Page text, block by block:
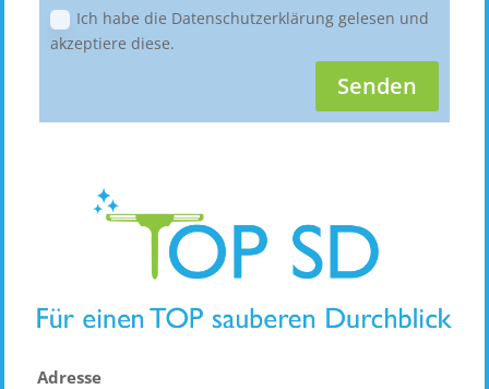
Ich habe die Datenschutzerklärung gelesen und
akzeptiere diese.
Senden
Adresse